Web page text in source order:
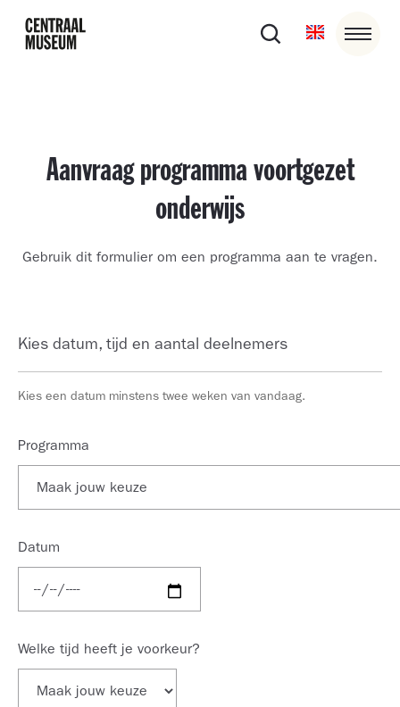
Aanvraag programma voortgezet
onderwijs
Gebruik dit formulier om een programma aan te vragen.
Kies datum, tijd en aantal deelnemers
Kies een datum minstens twee weken van vandaag.
Programma
Datum
Welke tijd heeft je voorkeur?